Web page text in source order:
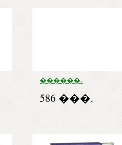
������-
����. 0. 5 � �60
586 ���.